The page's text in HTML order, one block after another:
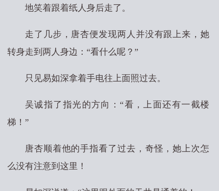
地笑着跟着纸人身后走了。
走了几步，唐杏便发现两人并没有跟上来，她
转身走到两人身边：“看什么呢？”
只见易如深拿着手电往上面照过去。
吴诚指了指光的方向：“看，上面还有一截楼
梯！”
唐杏顺着他的手指看了过去，奇怪，她上次怎
么没有注意到这里！